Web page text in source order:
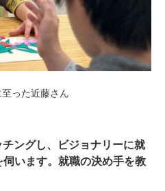
った近藤さん
ングし、ビジョナリーに就
います。就職の決め手を教